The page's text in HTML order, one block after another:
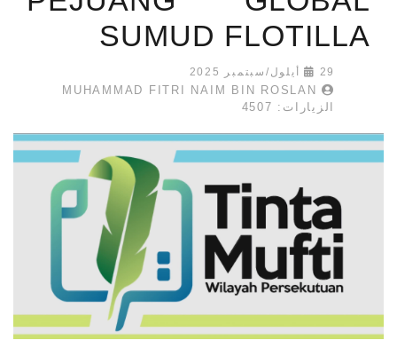
SUMUD FLOTILLA
29 أيلول/سبتمبر 2025
MUHAMMAD FITRI NAIM BIN ROSLAN
الزيارات: 4507